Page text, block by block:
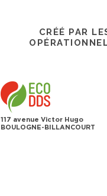
CRÉÉ PAR
117 avenue Victor Hugo
BOULOGNE-BILLANCOURT